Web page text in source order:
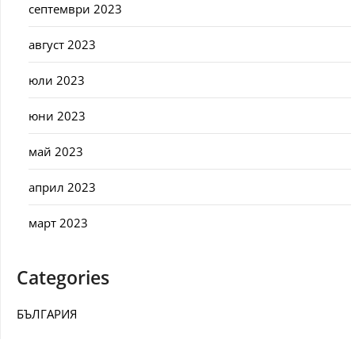
септември 2023
август 2023
юли 2023
юни 2023
май 2023
април 2023
март 2023
Categories
БЪЛГАРИЯ